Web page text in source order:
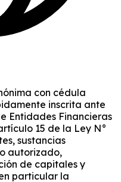
con cédula
inscrita ante
Entidades Financieras
15 de la Ley N°
sustancias
autorizado,
de capitales y
particular la